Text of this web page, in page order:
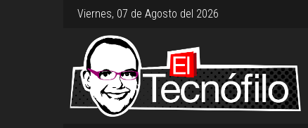
Viernes, 07 de Agosto del 2026